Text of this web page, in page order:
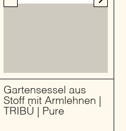
Gartensessel aus
Stoff mit Armlehnen |
TRIBÙ | Pure